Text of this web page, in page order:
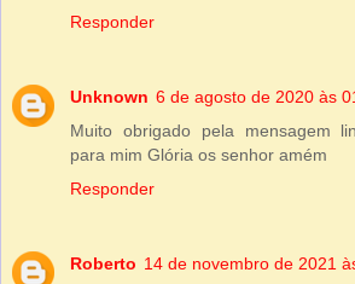
Responder
Unknown 6 de agosto de 2020 às
Muito obrigado pela mensagem
para mim Glória os senhor amém
Responder
Roberto 14 de novembro de 2021